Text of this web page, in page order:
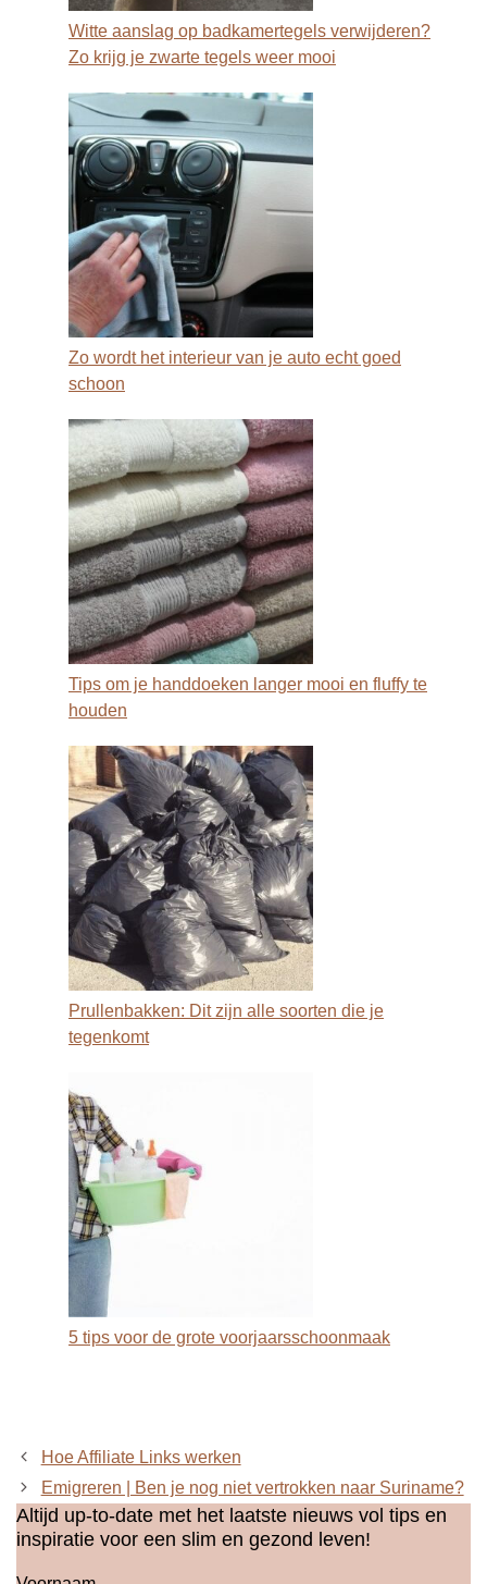
Witte aanslag op badkamertegels verwijderen?
Zo krijg je zwarte tegels weer mooi
Zo wordt het interieur van je auto echt goed
schoon
Tips om je handdoeken langer mooi en fluffy te
houden
Prullenbakken: Dit zijn alle soorten die je
tegenkomt
5 tips voor de grote voorjaarsschoonmaak
Hoe Affiliate Links werken
Emigreren | Ben je nog niet vertrokken naar Suriname?
Altijd up-to-date met het laatste nieuws vol tips en
inspiratie voor een slim en gezond leven!